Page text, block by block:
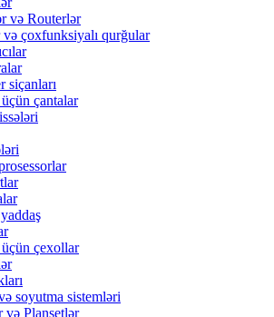
və Routerlər
çoxfunksiyalı qurğular
siçanları
çantalar
çexollar
soyutma sistemləri
Planşetlər